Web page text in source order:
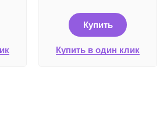
Купить
Купить в один клик